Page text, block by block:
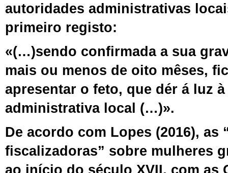
autoridades administrativas
primeiro registo:
«(…)sendo confirmada a sua
mais ou menos de oito mêses,
apresentar o feto, que dér á luz
administrativa local (…)».
De acordo com Lopes (2016), as
fiscalizadoras” sobre mulheres
ao início do século XVII, com as